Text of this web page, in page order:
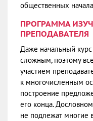
общественных
ПРОГРАММА
ПРЕПОДАВАТЕЛЯ
Даже начальный курс
сложным, поэтому
участием
к многочисленным
построение
его конца.
не подлежат многие